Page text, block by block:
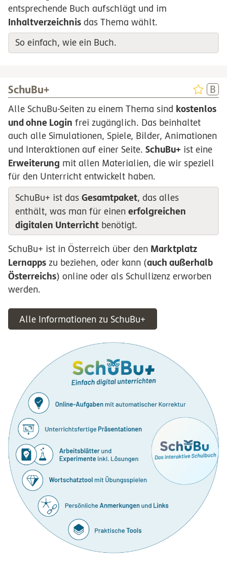
entsprechende Buch aufschlägt und im
Inhaltverzeichnis das Thema wählt.
So einfach, wie ein Buch.
SchuBu+
Alle SchuBu-Seiten zu einem Thema sind kostenlos
und ohne Login frei zugänglich. Das beinhaltet
auch alle Simulationen, Spiele, Bilder, Animationen
und Interaktionen auf einer Seite. SchuBu+ ist eine
Erweiterung mit allen Materialien, die wir speziell
für den Unterricht entwickelt haben.
SchuBu+ ist das Gesamtpaket, das alles
enthält, was man für einen erfolgreichen
digitalen Unterrichtbenötigt.
SchuBu+ ist in Österreich über den Marktplatz
Lernapps zu beziehen, oder kann (auch außerhalb
Österreichs) online oder als Schullizenz erworben
werden.
Alle Informationen zu SchuBu+